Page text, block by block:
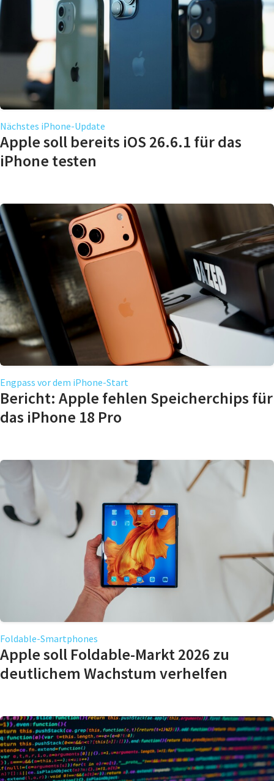
Nächstes iPhone-Update
Apple soll bereits iOS 26.6.1 für das
iPhone testen
Engpass vor dem iPhone-Start
Bericht: Apple fehlen Speicherchips für
das iPhone 18 Pro
Foldable-Smartphones
Apple soll Foldable-Markt 2026 zu
deutlichem Wachstum verhelfen